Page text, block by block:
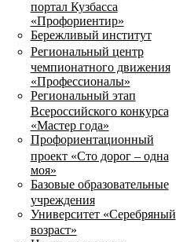
портал Кузбасса
«Профориентир»
Бережливый институт
Региональный центр
чемпионатного движения
«Профессионалы»
Региональный этап
Всероссийского конкурса
«Мастер года»
Профориентационный
проект «Сто дорог – одна
моя»
Базовые образовательные
учреждения
Университет «Серебряный
возраст»